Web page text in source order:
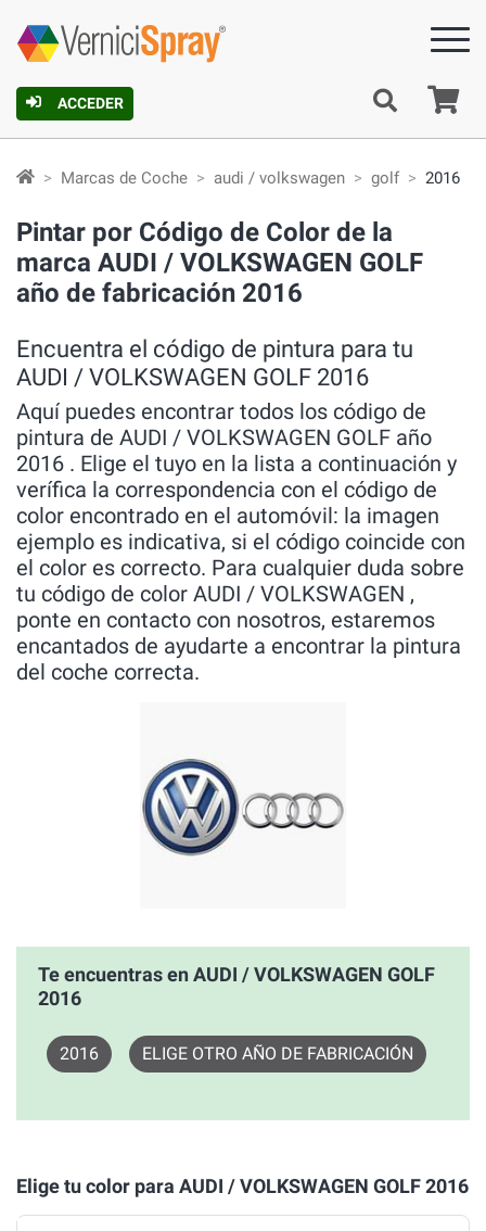
ACCEDER
Marcas de Coche audi / volkswagen golf 2016
Pintar por Código de Color de la
marca AUDI / VOLKSWAGEN GOLF
año de fabricación 2016
Encuentra el código de pintura para tu
AUDI / VOLKSWAGEN GOLF 2016
Aquí puedes encontrar todos los código de
pintura de AUDI / VOLKSWAGEN GOLF año
2016 . Elige el tuyo en la lista a continuación y
verífica la correspondencia con el código de
color encontrado en el automóvil: la imagen
ejemplo es indicativa, si el código coincide con
el color es correcto. Para cualquier duda sobre
tu código de color AUDI / VOLKSWAGEN ,
ponte en contacto con nosotros, estaremos
encantados de ayudarte a encontrar la pintura
del coche correcta.
Te encuentras en AUDI / VOLKSWAGEN GOLF
2016
2016 ELIGE OTRO AÑO DE FABRICACIÓN
Elige tu color para AUDI / VOLKSWAGEN GOLF 2016